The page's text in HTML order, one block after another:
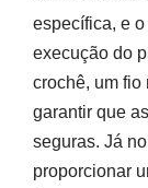
específica, e
execução do
crochê, um fio
garantir que
seguras. Já
proporcionar